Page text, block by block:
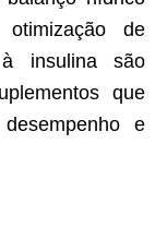
otimização de
à insulina são
que
e